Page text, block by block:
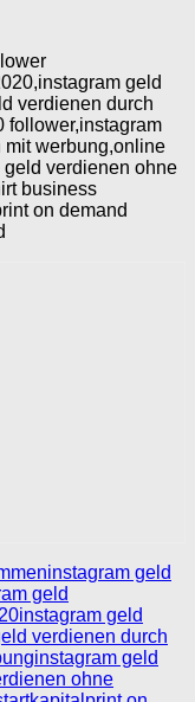
geld
verdienen durch
follower,instagram
werbung,online
verdienen ohne
business
on demand
instagram geld
geld
instagram geld
verdienen durch
instagram geld
ohne